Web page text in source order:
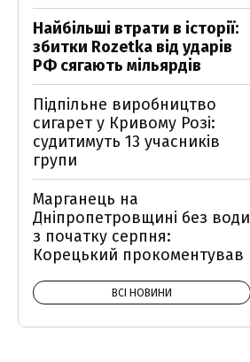
Найбільші втрати в історії:
збитки Rozetka від ударів
РФ сягають мільярдів
Підпільне виробництво
сигарет у Кривому Розі:
судитимуть 13 учасників
групи
Марганець на
Дніпропетровщині без води
з початку серпня:
Корецький прокоментував
ВСІ НОВИНИ